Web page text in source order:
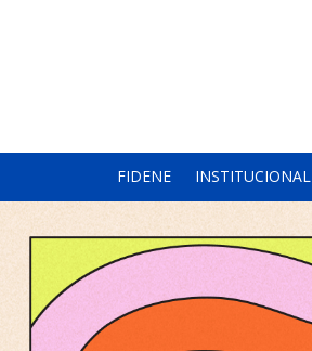
FIDENE INSTITUCIONAL